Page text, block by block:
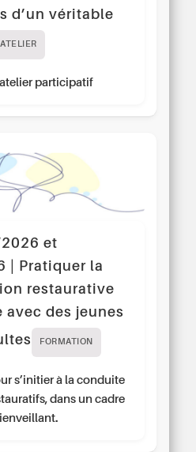
d’un véritable
ATELIER
participatif
et
| Pratiquer la
restaurative
avec des jeunes
FORMATION
s’initier à la conduite
dans un cadre